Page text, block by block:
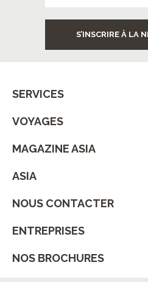
S’INSCRIRE À LA
SERVICES
VOYAGES
MAGAZINE ASIA
ASIA
NOUS CONTACTER
ENTREPRISES
NOS BROCHURES